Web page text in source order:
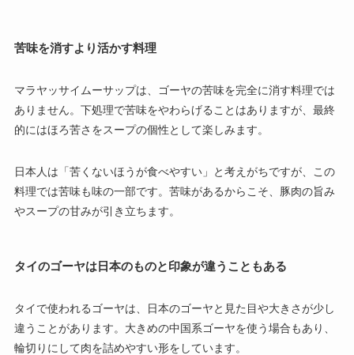
苦味を消すより活かす料理
マラヤッサイムーサップは、ゴーヤの苦味を完全に消す料理では
ありません。下処理で苦味をやわらげることはありますが、最終
的にはほろ苦さをスープの個性として楽しみます。
日本人は「苦くないほうが食べやすい」と考えがちですが、この
料理では苦味も味の一部です。苦味があるからこそ、豚肉の旨み
やスープの甘みが引き立ちます。
タイのゴーヤは日本のものと印象が違うこともある
タイで使われるゴーヤは、日本のゴーヤと見た目や大きさが少し
違うことがあります。大きめの中国系ゴーヤを使う場合もあり、
輪切りにして肉を詰めやすい形をしています。